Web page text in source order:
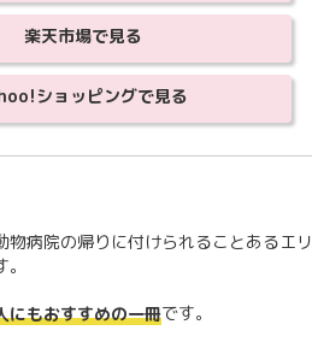
楽天市場で見る
ショッピングで見る
病院の帰りに付けられることあるエリ
にもおすすめの一冊です。